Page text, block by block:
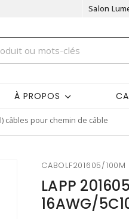
Salon
À PROPOS
câbles pour chemin de câble
CABOLF201605/100M
LAPP
16AWG/